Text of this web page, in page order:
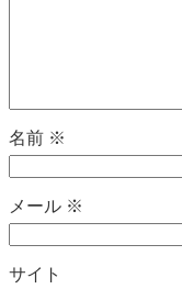
名前 ※
メール ※
サイト